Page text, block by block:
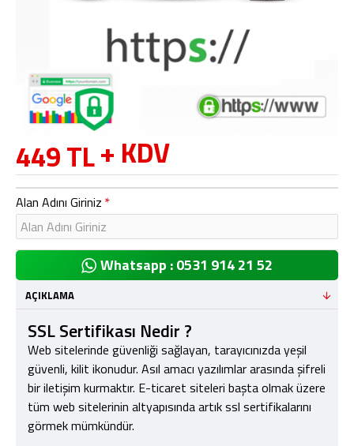
449 TL+ KDV
Alan Adını Giriniz
Whatsapp : 0531 914 21 52
AÇIKLAMA
SSL Sertifikası Nedir ?
Web sitelerinde güvenliği sağlayan, tarayıcınızda yeşil
güvenli, kilit ikonudur. Asıl amacı yazılımlar arasında şifreli
bir iletişim kurmaktır. E-ticaret siteleri başta olmak üzere
tüm web sitelerinin altyapısında artık ssl sertifikalarını
görmek mümkündür.